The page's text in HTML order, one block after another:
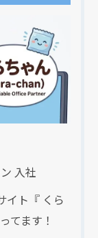
入社
イト『 くら
てます！